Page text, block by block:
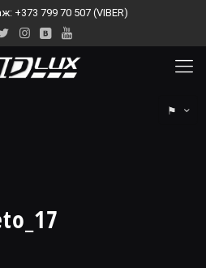
+373 799 70 507 (VIBER)
⚑